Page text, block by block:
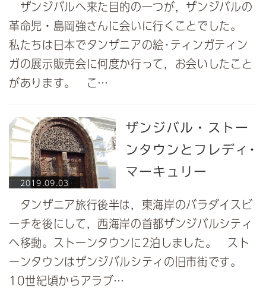
ザンジバルへ来た目的の一つが，ザンジバルの
革命児・島岡強さんに会いに行くことでした。
私たちは日本でタンザニアの絵･ティンガティン
ガの展示販売会に何度か行って，お会いしたこと
があります。 こ…
2019.09.03
ザンジバル・ストー
ンタウンとフレディ･
マーキュリー
タンザニア旅行後半は，東海岸のバラダイスビ
ーチを後にして，西海岸の首都ザンジバルシティ
へ移動。ストーンタウンに2泊しました。 スト
ーンタウンはザンジバルシティの旧市街です。
10世紀頃からアラブ…